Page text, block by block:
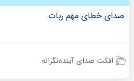
صدای خطای مهم ربات
افکت صدای آینده‌نگرانه